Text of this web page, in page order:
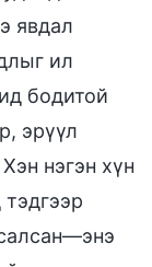
явдал
ил
бодитой
эрүүл
нэгэн хүн